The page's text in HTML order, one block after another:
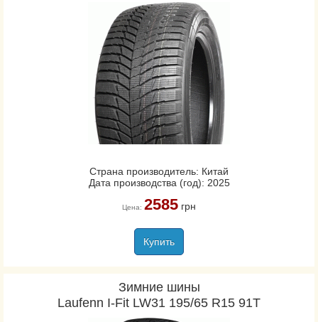
Страна производитель: Китай
Дата производства (год): 2025
Цена: 2585грн
Купить
Зимние шины
Laufenn I-Fit LW31 195/65 R15 91T